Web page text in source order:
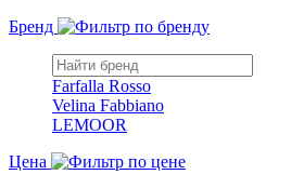
Бренд
Farfalla Rosso
Velina Fabbiano
LEMOOR
Цена